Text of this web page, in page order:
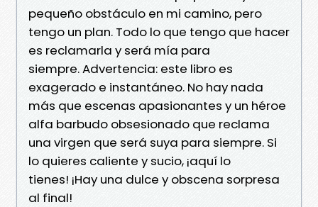
pequeño obstáculo en mi camino, pero
tengo un plan. Todo lo que tengo que hacer
es reclamarla y será mía para
siempre. Advertencia: este libro es
exagerado e instantáneo. No hay nada
más que escenas apasionantes y un héroe
alfa barbudo obsesionado que reclama
una virgen que será suya para siempre. Si
lo quieres caliente y sucio, ¡aquí lo
tienes! ¡Hay una dulce y obscena sorpresa
al final!